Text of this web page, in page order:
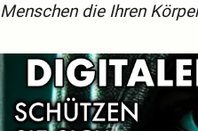
Menschen die Ihren